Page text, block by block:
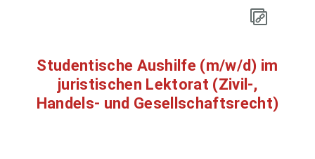
Studentische Aushilfe (m/w/d) im
juristischen Lektorat (Zivil-,
Handels- und Gesellschaftsrecht)